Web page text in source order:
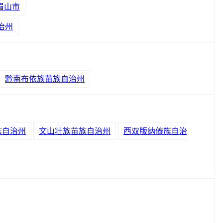
山市
州
黔南布依族苗族自治州
治州 文山壮族苗族自治州 西双版纳傣族自治